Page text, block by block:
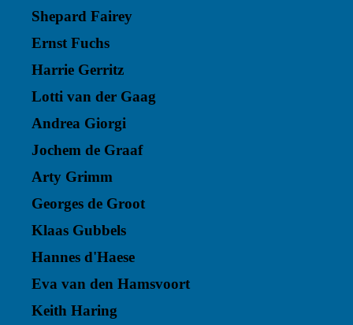
Shepard Fairey
Ernst Fuchs
Harrie Gerritz
Lotti van der Gaag
Andrea Giorgi
Jochem de Graaf
Arty Grimm
Georges de Groot
Klaas Gubbels
Hannes d'Haese
Eva van den Hamsvoort
Keith Haring